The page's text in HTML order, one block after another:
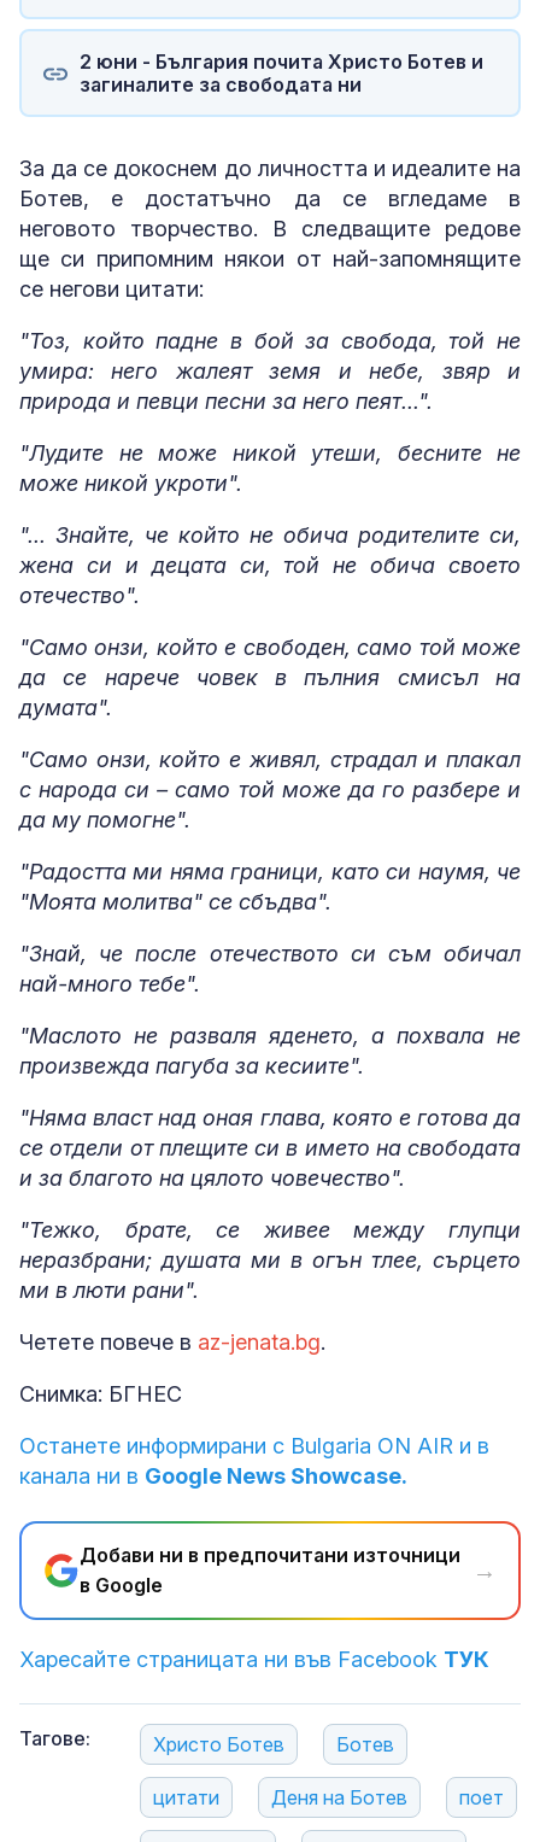
2 юни - България почита Христо Ботев и
загиналите за свободата ни
За да се докоснем до личността и идеалите на
Ботев, е достатъчно да се вгледаме в
неговото творчество. В следващите редове
ще си припомним някои от най-запомнящите
се негови цитати:
"Тоз, който падне в бой за свобода, той не
умира: него жалеят земя и небе, звяр и
природа и певци песни за него пеят...".
"Лудите не може никой утеши, бесните не
може никой укроти".
"... Знайте, че който не обича родителите си,
жена си и децата си, той не обича своето
отечество".
"Само онзи, който е свободен, само той може
да се нарече човек в пълния смисъл на
думата".
"Само онзи, който е живял, страдал и плакал
с народа си – само той може да го разбере и
да му помогне".
"Радостта ми няма граници, като си наумя, че
"Моята молитва" се сбъдва".
"Знай, че после отечеството си съм обичал
най-много тебе".
"Маслото не разваля яденето, а похвала не
произвежда пагуба за кесиите".
"Няма власт над оная глава, която е готова да
се отдели от плещите си в името на свободата
и за благото на цялото човечество".
"Тежко, брате, се живее между глупци
неразбрани; душата ми в огън тлее, сърцето
ми в люти рани".
Четете повече в az-jenata.bg.
Снимка: БГНЕС
Останете информирани с Bulgaria ON AIR и в
канала ни в Google News Showcase.
Добави ни в предпочитани източници
в Google
→
Харесайте страницата ни във Facebook ТУК
Тагове: Христо Ботев Ботев
цитати Деня на Ботев поет